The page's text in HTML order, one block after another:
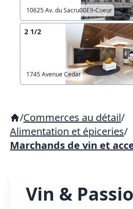
10625 Av. du Sacru00E9-Coeur
2 1/2
1745 Avenue Cedar
/Commerces au détail/
Alimentation et épiceries/
Marchands de vin et
Vin &